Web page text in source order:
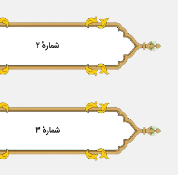
شمارهٔ ۲
شمارهٔ ۳